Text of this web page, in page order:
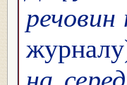
речовин